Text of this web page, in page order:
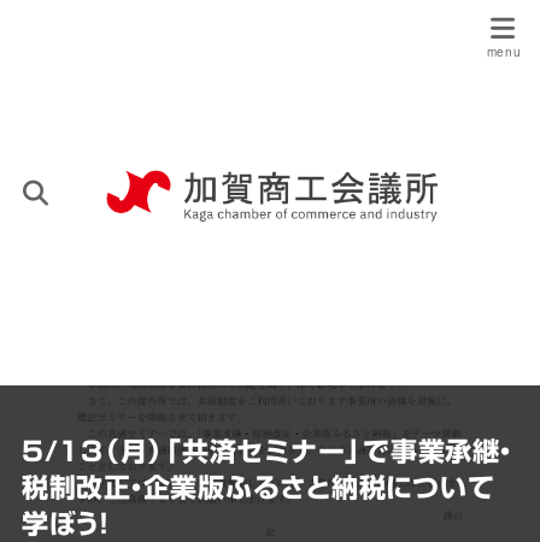
5/13（月）「共済セミナー」で事業承継・
税制改正・企業版ふるさと納税について
学ぼう！